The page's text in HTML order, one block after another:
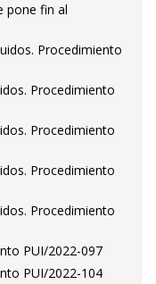
pone fin al
Procedimiento
Procedimiento
Procedimiento
Procedimiento
Procedimiento
PUI/2022-097
PUI/2022-104